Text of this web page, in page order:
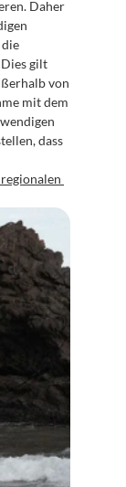
Daher
die
gilt
mit dem
dass